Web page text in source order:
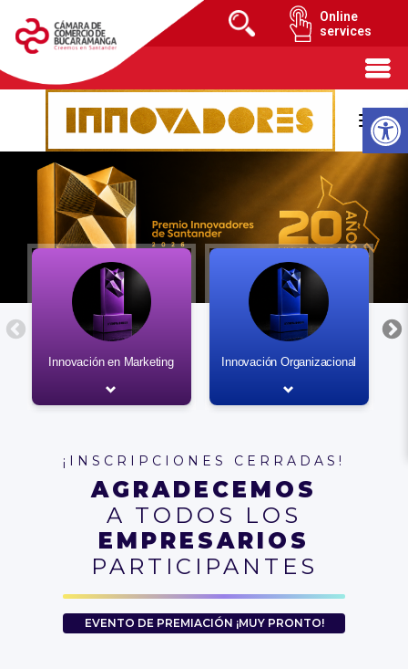
Online
services
Innovación en Marketing Innovación Organizacional
¡INSCRIPCIONES CERRADAS!
AGRADECEMOS
A TODOS LOS
EMPRESARIOS
PARTICIPANTES
EVENTO DE PREMIACIÓN ¡MUY PRONTO!